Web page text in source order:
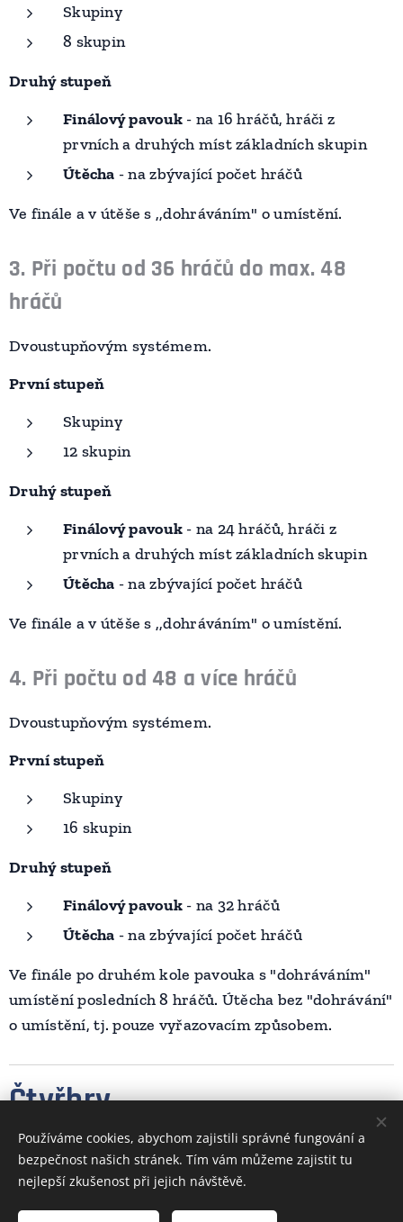
Skupiny
8 skupin
Druhý stupeň
Finálový pavouk - na 16 hráčů, hráči z
prvních a druhých míst základních skupin
Útěcha - na zbývající počet hráčů
Ve finále a v útěše s ,,dohráváním" o umístění.
3. Při počtu od 36 hráčů do max. 48
hráčů
Dvoustupňovým systémem.
První stupeň
Skupiny
12 skupin
Druhý stupeň
Finálový pavouk - na 24 hráčů, hráči z
prvních a druhých míst základních skupin
Útěcha - na zbývající počet hráčů
Ve finále a v útěše s ,,dohráváním" o umístění.
4. Při počtu od 48 a více hráčů
Dvoustupňovým systémem.
První stupeň
Skupiny
16 skupin
Druhý stupeň
Finálový pavouk - na 32 hráčů
Útěcha - na zbývající počet hráčů
Ve finále po druhém kole pavouka s "dohráváním"
umístění posledních 8 hráčů. Útěcha bez "dohrávání"
o umístění, tj. pouze vyřazovacím způsobem.
Čtyřhry
Vyřazovací způsob, na 3 nebo 2 vítězné sady.
Používáme cookies, abychom zajistili správné fungování a
bezpečnost našich stránek. Tím vám můžeme zajistit tu
nejlepší zkušenost při jejich návštěvě.